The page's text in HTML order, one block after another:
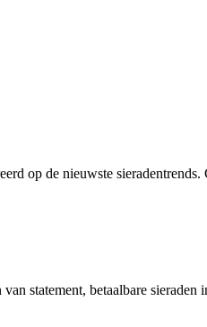
op de nieuwste
statement, betaalbare sieraden